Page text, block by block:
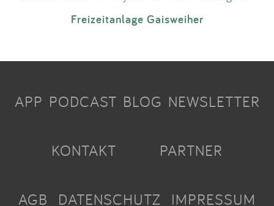
Freizeitanlage Gaisweiher
APP PODCAST BLOG NEWSLETTER
KONTAKT PARTNER
AGB DATENSCHUTZ IMPRESSUM